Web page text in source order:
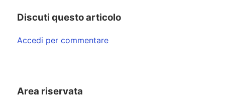
Discuti questo articolo
Accedi per commentare
Area riservata